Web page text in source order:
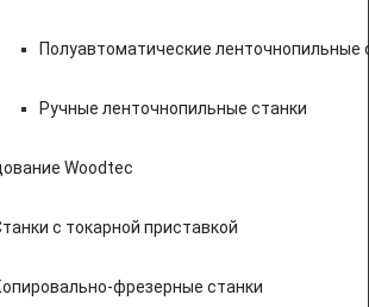
Полуавтоматические ленточнопильные
Ручные ленточнопильные станки
Woodtec
с токарной приставкой
фрезерные станки